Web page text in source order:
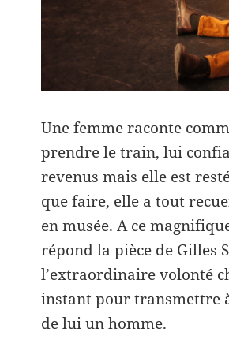
Une femme raconte
prendre le train, lui
revenus mais elle est
que faire, elle a tout
en musée. A ce
répond la pièce de Gilles
l’extraordinaire volonté
instant pour transmettre
de lui un homme.